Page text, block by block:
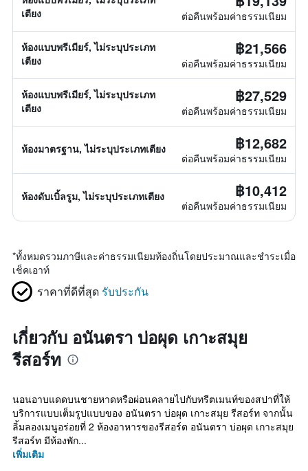
เตียง
ต่อคืนพร้อมค่าธรรมเนียม
ห้องแบบพรีเมียร์, ไม่ระบุประเภท
เตียง
฿21,566
ต่อคืนพร้อมค่าธรรมเนียม
ห้องแบบพรีเมียร์, ไม่ระบุประเภท
เตียง
฿27,529
ต่อคืนพร้อมค่าธรรมเนียม
ห้องมาตรฐาน, ไม่ระบุประเภทเตียง ฿12,682
ต่อคืนพร้อมค่าธรรมเนียม
ห้องดับเบิ้ลรูม, ไม่ระบุประเภทเตียง ฿10,412
ต่อคืนพร้อมค่าธรรมเนียม
*ทั้งหมดรวมภาษีและค่าธรรมเนียมท้องถิ่นโดยประมาณและชำระเมื่อ
เช็คเอาท์
ราคาที่ดีที่สุด รับประกัน
เกี่ยวกับ อนันตรา บ่อผุด เกาะสมุย
รีสอร์ท
นอนอาบแดดบนชายหาดหรือผ่อนคลายไปกับทรีตเมนท์ของสปาที่ให้
บริการแบบเต็มรูปแบบของ อนันตรา บ่อผุด เกาะสมุย รีสอร์ท จากนั้น
ลิ้มลองเมนูอร่อยที่ 2 ห้องอาหารของรีสอร์ต อนันตรา บ่อผุด เกาะสมุย
รีสอร์ท มีห้องพัก...
เพิ่มเติม